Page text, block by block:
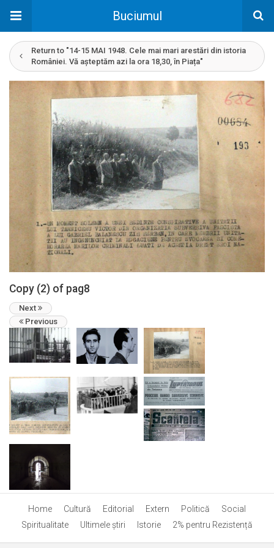
Buciumul
Return to "14-15 MAI 1948. Cele mai mari arestări din istoria
României. Vă așteptăm azi la ora 18,30, în Piața"
Copy (2) of pag8
Next
Previous
Home Cultură Editorial Extern Politică
Social
Spiritualitate
Ultimele ştiri Istorie 2% pentru Rezistență